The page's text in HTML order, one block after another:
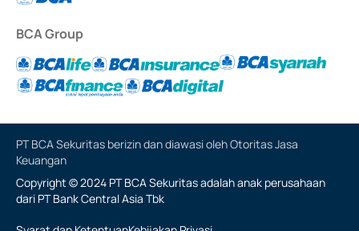
BCA Group
PT BCA Sekuritas berizin dan diawasi oleh Otoritas Jasa
Keuangan
Copyright © 2024 PT BCA Sekuritas adalah anak perusahaan
dari PT Bank Central Asia Tbk